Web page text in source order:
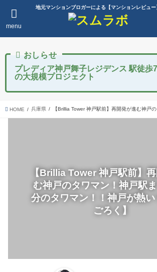
地元マンションブロガーによる【マンションレビュー
menu
プレディア神戸舞子レジデンス 駅徒歩
の大規模プロジェクト
HOME 兵庫県
【Brillia Tower 神戸駅前】
む神戸のタワマン！神戸駅
分のタワマン！！神戸が熱
ごろく】